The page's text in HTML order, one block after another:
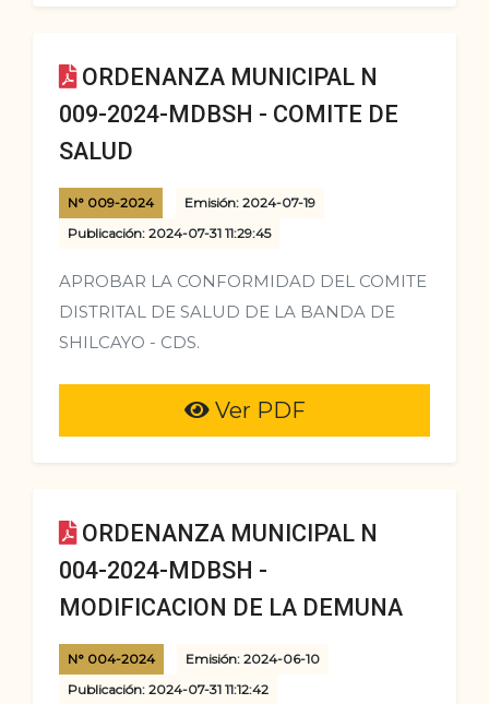
ORDENANZA MUNICIPAL N
009-2024-MDBSH - COMITE DE
SALUD
N° 009-2024
Emisión: 2024-07-19
Publicación: 2024-07-31 11:29:45
APROBAR LA CONFORMIDAD DEL COMITE
DISTRITAL DE SALUD DE LA BANDA DE
SHILCAYO - CDS.
Ver PDF
ORDENANZA MUNICIPAL N
004-2024-MDBSH -
MODIFICACION DE LA DEMUNA
N° 004-2024
Emisión: 2024-06-10
Publicación: 2024-07-31 11:12:42